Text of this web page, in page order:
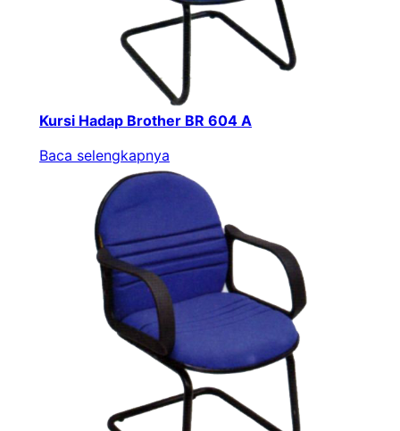
Kursi Hadap Brother BR 604 A
Baca selengkapnya